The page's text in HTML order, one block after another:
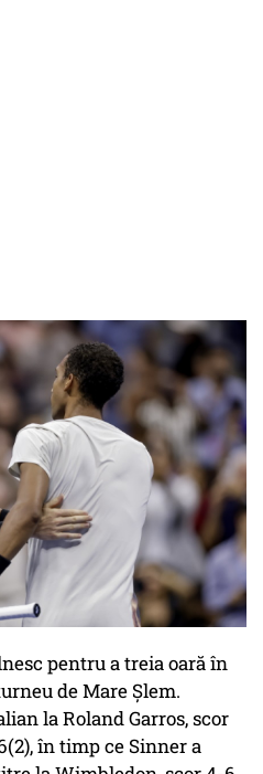
pentru a treia oară în
de Mare Șlem.
la Roland Garros, scor
în timp ce Sinner a